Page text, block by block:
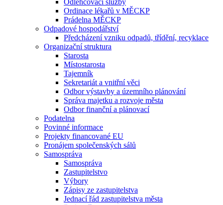
Odlehčovací služby
Ordinace lékařů v MĚCKP
Prádelna MĚCKP
Odpadové hospodářství
Předcházení vzniku odpadů, třídění, recyklace
Organizační struktura
Starosta
Místostarosta
Tajemník
Sekretariát a vnitřní věci
Odbor výstavby a územního plánování
Správa majetku a rozvoje města
Odbor finanční a plánovací
Podatelna
Povinné informace
Projekty financované EU
Pronájem společenských sálů
Samospráva
Samospráva
Zastupitelstvo
Výbory
Zápisy ze zastupitelstva
Jednací řád zastupitelstva města